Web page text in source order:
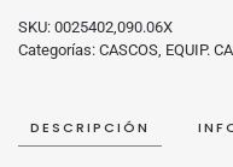
SKU: 0025402,090.06X
Categorías: CASCOS, EQUIP.
DESCRIPCIÓN